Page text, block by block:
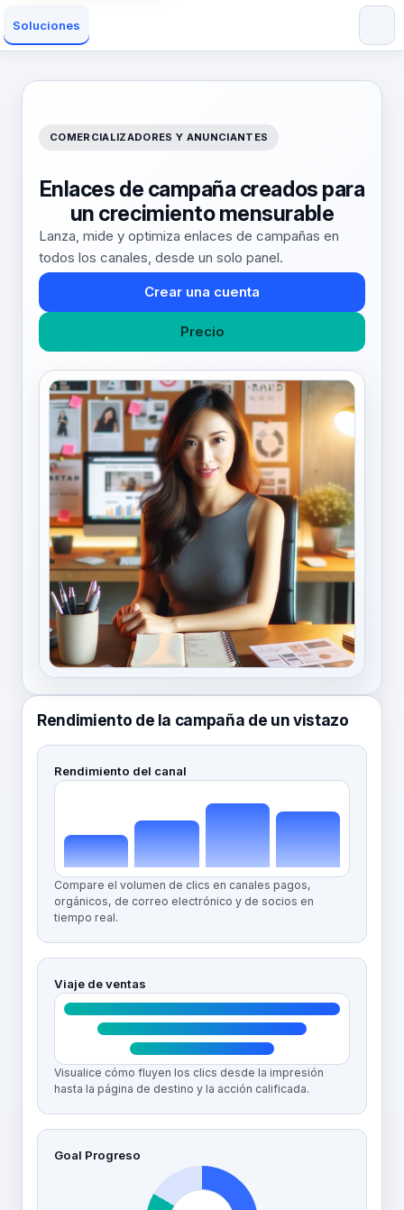
Soluciones
COMERCIALIZADORES Y ANUNCIANTES
Enlaces de campaña creados para
un crecimiento mensurable
Lanza, mide y optimiza enlaces de campañas en
todos los canales, desde un solo panel.
Crear una cuenta
Precio
Rendimiento de la campaña de un vistazo
Rendimiento del canal
Compare el volumen de clics en canales pagos,
orgánicos, de correo electrónico y de socios en
tiempo real.
Viaje de ventas
Visualice cómo fluyen los clics desde la impresión
hasta la página de destino y la acción calificada.
Goal Progreso